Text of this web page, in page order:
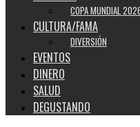
COPA MUNDIAL
CULTURA/FAMA
DIVERSIÓN
EVENTOS
DINERO
SALUD
DEGUSTANDO